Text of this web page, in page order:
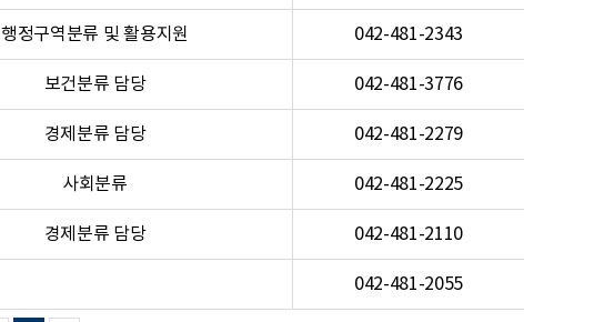
행정구역분류 및 활용지원 042-481-2343
보건분류 담당 042-481-3776
경제분류 담당 042-481-2279
사회분류 042-481-2225
경제분류 담당 042-481-2110
042-481-2055